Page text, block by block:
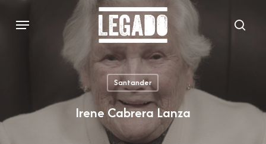
Menu
Santander
Irene Cabrera Lanza